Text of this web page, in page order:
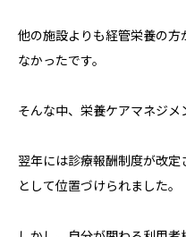
他の施設よりも経管栄養の
なかったです。
そんな中、栄養ケアマネジメ
翌年には診療報酬制度が改
として位置づけられました。